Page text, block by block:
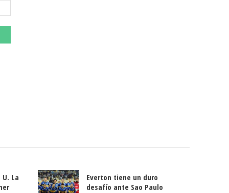
La
Everton tiene un duro
desafío ante Sao Paulo